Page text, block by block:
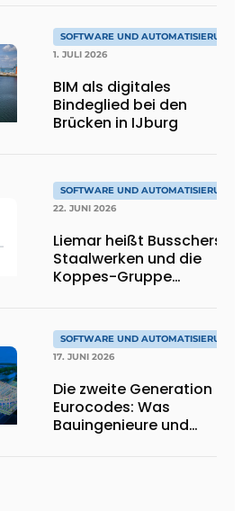
SOFTWARE UND AUTOMATISIERUNG
1. JULI 2026
BIM als digitales
Bindeglied bei den
Brücken in IJburg
SOFTWARE UND AUTOMATISIERUNG
22. JUNI 2026
Liemar heißt Busschers
Staalwerken und die
Koppes-Gruppe
SOFTWARE UND AUTOMATISIERUNG
17. JUNI 2026
Die zweite Generation der
Eurocodes: Was
Bauingenieure und